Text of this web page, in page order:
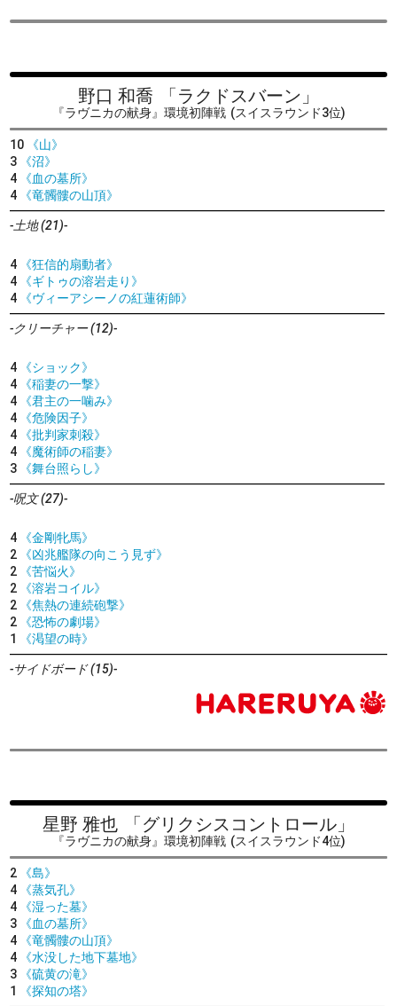
野口 和喬 「ラクドスバーン」
『ラヴニカの献身』環境初陣戦 (スイスラウンド3位)
10
《山》
3
《沼》
4
《血の墓所》
4
《竜髑髏の山頂》
-土地 (21)-
4
《狂信的扇動者》
4
《ギトゥの溶岩走り》
4
《ヴィーアシーノの紅蓮術師》
-クリーチャー (12)-
4
《ショック》
4
《稲妻の一撃》
4
《君主の一噛み》
4
《危険因子》
4
《批判家刺殺》
4
《魔術師の稲妻》
3
《舞台照らし》
-呪文 (27)-
4
《金剛牝馬》
2
《凶兆艦隊の向こう見ず》
2
《苦悩火》
2
《溶岩コイル》
2
《焦熱の連続砲撃》
2
《恐怖の劇場》
1
《渇望の時》
-サイドボード (15)-
星野 雅也 「グリクシスコントロール」
『ラヴニカの献身』環境初陣戦 (スイスラウンド4位)
2
《島》
4
《蒸気孔》
4
《湿った墓》
3
《血の墓所》
4
《竜髑髏の山頂》
4
《水没した地下墓地》
3
《硫黄の滝》
1
《探知の塔》